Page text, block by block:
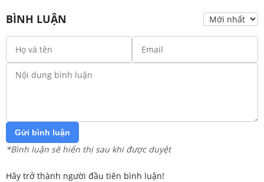
BÌNH LUẬN
Gửi bình luận
*Bình luận sẽ hiển thị sau khi được duyệt
Hãy trở thành người đầu tiên bình luận!